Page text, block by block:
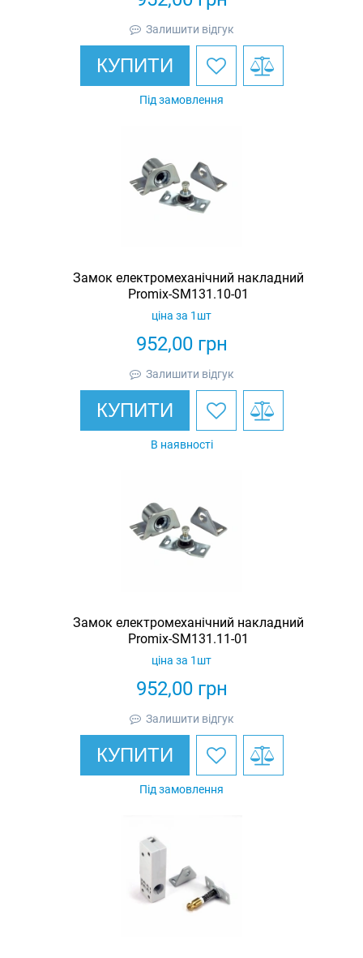
Залишити відгук
КУПИТИ
Під замовлення
Замок електромеханічний накладний
Promix-SM131.10-01
952,00грн
ціна за 1шт
Залишити відгук
КУПИТИ
В наявності
Замок електромеханічний накладний
Promix-SM131.11-01
952,00грн
ціна за 1шт
Залишити відгук
КУПИТИ
Під замовлення